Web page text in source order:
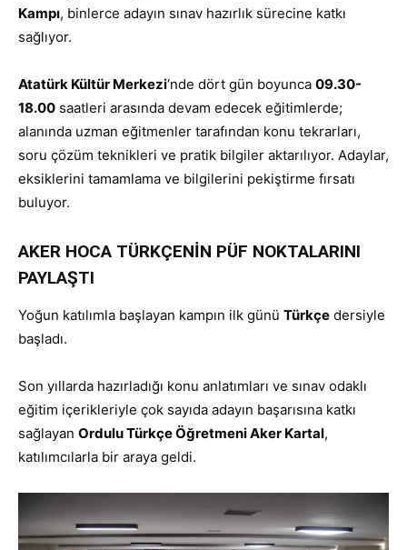
Kampı, binlerce adayın sınav hazırlık sürecine katkı
sağlıyor.
Atatürk Kültür Merkezi‘nde dört gün boyunca 09.30-
18.00 saatleri arasında devam edecek eğitimlerde;
alanında uzman eğitmenler tarafından konu tekrarları,
soru çözüm teknikleri ve pratik bilgiler aktarılıyor. Adaylar,
eksiklerini tamamlama ve bilgilerini pekiştirme fırsatı
buluyor.
AKER HOCA TÜRKÇENİN PÜF NOKTALARINI
PAYLAŞTI
Yoğun katılımla başlayan kampın ilk günü Türkçe dersiyle
başladı.
Son yıllarda hazırladığı konu anlatımları ve sınav odaklı
eğitim içerikleriyle çok sayıda adayın başarısına katkı
sağlayan Ordulu Türkçe Öğretmeni Aker Kartal,
katılımcılarla bir araya geldi.